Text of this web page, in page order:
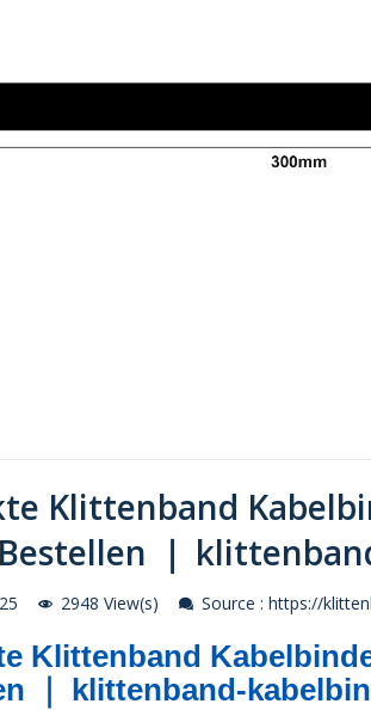
Klittenband
｜
2948 View(s) Source : https://
Klittenband
｜ klittenband-